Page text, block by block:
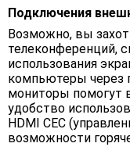
Подключения
Возможно, вы
телеконференций,
использования
компьютеры через
мониторы помогут
удобство
HDMI CEC
возможности